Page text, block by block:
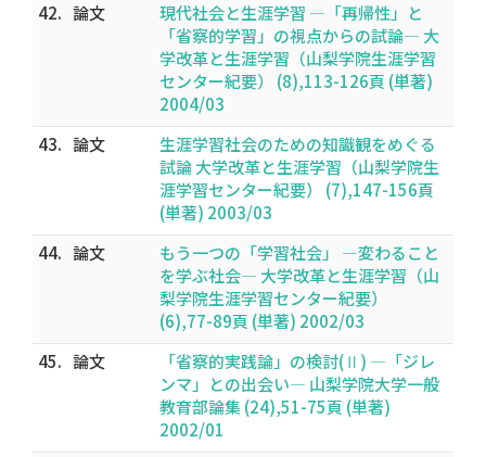
42. 論文
現代社会と生涯学習 ―「再帰性」と
「省察的学習」の視点からの試論― 大
学改革と生涯学習（山梨学院生涯学習
センター紀要） (8),113-126頁 (単著)
2004/03
43. 論文
生涯学習社会のための知識観をめぐる
試論 大学改革と生涯学習（山梨学院生
涯学習センター紀要） (7),147-156頁
(単著) 2003/03
44. 論文
もう一つの「学習社会」 ―変わること
を学ぶ社会― 大学改革と生涯学習（山
梨学院生涯学習センター紀要）
(6),77-89頁 (単著) 2002/03
45. 論文
「省察的実践論」の検討(Ⅱ) ―「ジレ
ンマ」との出会い― 山梨学院大学一般
教育部論集 (24),51-75頁 (単著)
2002/01